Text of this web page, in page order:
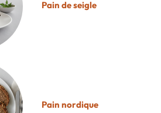
Pain de seigle
Pain nordique